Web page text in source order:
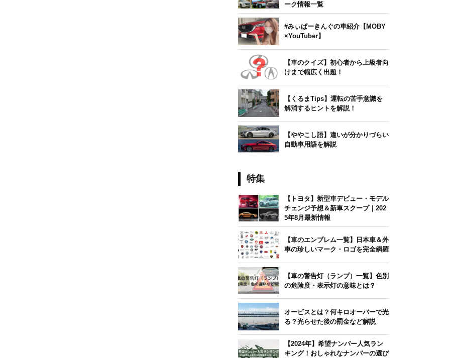
ーク情報一覧
#みぃぱーきんぐの車紹介【MOBY
×YouTuber】
【車のクイズ】初心者から上級者向
けまで幅広く出題！
【くるまTips】運転の苦手意識を
解消するヒントを解説！
【ややこし語】違いが分かりづらい
自動車用語を解説
特集
【トヨタ】新型車デビュー・モデル
チェンジ予想＆新車スクープ｜202
5年8月最新情報
【車のエンブレム一覧】日本車＆外
車の珍しいマーク・ロゴを完全網羅
【車の警告灯（ランプ）一覧】色別
の危険度・表示灯の意味とは？
オービスとは？何キロオーバーで光
る？光らせた後の罰金など解説
【2024年】希望ナンバー人気ラン
キング！おしゃれなナンバーの選び